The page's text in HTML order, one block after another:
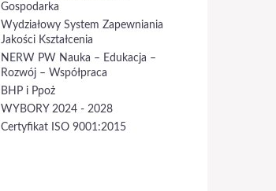
Gospodarka
Wydziałowy System Zapewniania
Jakości Kształcenia
NERW PW Nauka – Edukacja –
Rozwój – Współpraca
BHP i Ppoż
WYBORY 2024 - 2028
Certyfikat ISO 9001:2015